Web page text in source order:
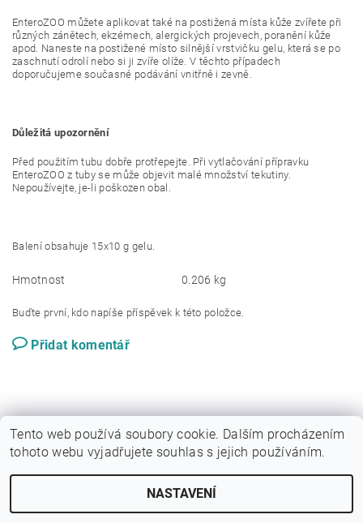
EnteroZOO můžete aplikovat také na postižená místa kůže zvířete při
různých zánětech, ekzémech, alergických projevech, poranění kůže
apod. Naneste na postižené místo silnější vrstvičku gelu, která se po
zaschnutí odrolí nebo si ji zvíře olíže. V těchto případech
doporučujeme současné podávání vnitřně i zevně.
Důležitá upozornění
Před použitím tubu dobře protřepejte. Při vytlačování přípravku
EnteroZOO z tuby se může objevit malé množství tekutiny.
Nepoužívejte, je-li poškozen obal.
Balení obsahuje 15x10 g gelu.
Hmotnost 0.206 kg
Buďte první, kdo napíše příspěvek k této položce.
Přidat komentář
Sytypes.cz Dogfoodanalysis.com
2026 © SYTÝ PES, všechna práva vyhrazena
Tento web používá soubory cookie. Dalším procházením
tohoto webu vyjadřujete souhlas s jejich používáním.
NASTAVENÍ